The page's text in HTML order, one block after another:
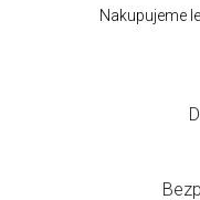
Nakupujeme